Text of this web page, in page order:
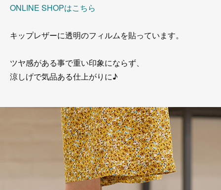
ONLINE SHOPはこちら
キップレザーに透明のフィルムを貼っています。
ツヤ感がある事で重い印象にならず、
涼しげで気品ある仕上がりに♪